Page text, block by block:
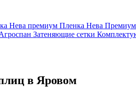
Нева премиум Пленка Нева
Затеняющие сетки
в Яровом